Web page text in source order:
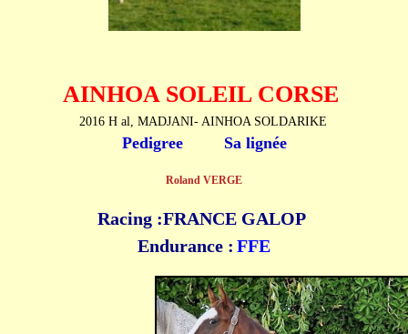
AINHOA SOLEIL CORSE
2016 H al, MADJANI- AINHOA SOLDARIKE
Pedigree Sa lignée
Roland VERGE
Racing :FRANCE GALOP
Endurance : FFE